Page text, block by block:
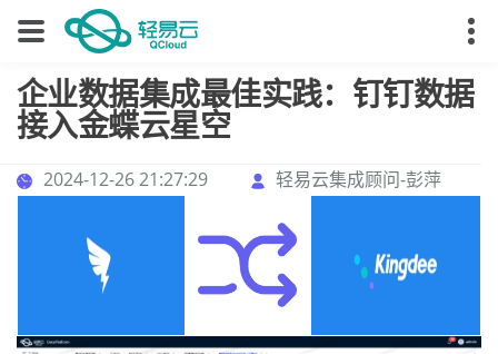
企业数据集成最佳实践：钉钉数据
接入金蝶云星空
2024-12-26 21:27:29 轻易云集成顾问-彭萍